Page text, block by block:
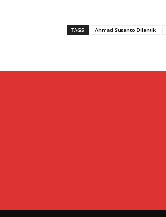
TAGS Ahmad Susanto Dilantik